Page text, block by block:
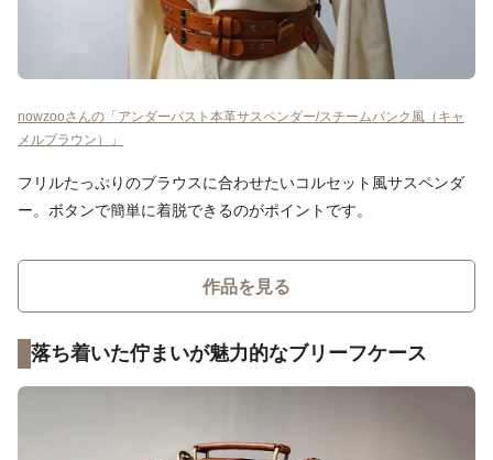
nowzooさんの「アンダーバスト本革サスペンダー/スチームパンク風（キャ
メルブラウン）」
フリルたっぷりのブラウスに合わせたいコルセット風サスペンダ
ー。ボタンで簡単に着脱できるのがポイントです。
作品を見る
落ち着いた佇まいが魅力的なブリーフケース